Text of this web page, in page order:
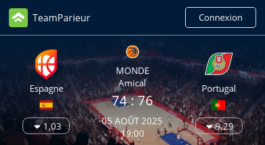
TeamParieur Connexion
Espagne
1,03
MONDE
Amical
74 :76
05 AOÛT 2025
19:00
Portugal
9,29